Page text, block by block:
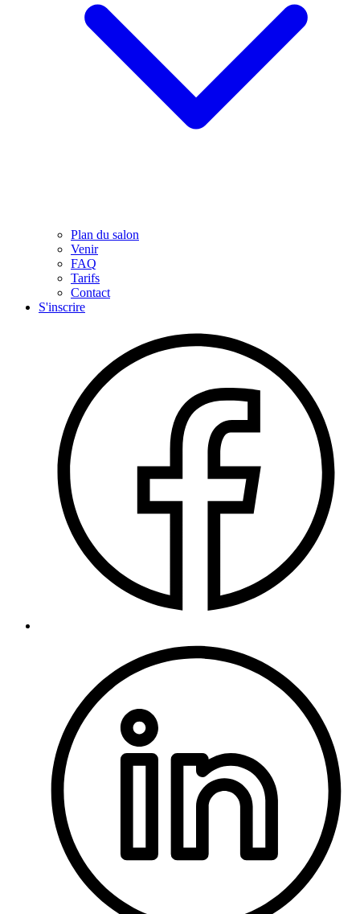
Plan du salon
Venir
FAQ
Tarifs
Contact
S'inscrire